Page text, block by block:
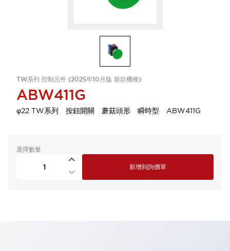
TW系列 控制元件 (2025年10月版 新款機種)
ABW411G
φ22 TW系列 按鈕開關 蘑菇頭形 瞬時型 ABW411G
選擇數量
新增到詢價單